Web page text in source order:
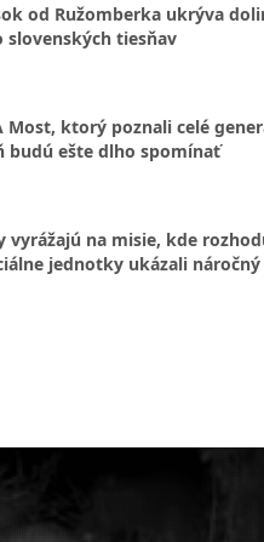
od Ružomberka ukrýva
slovenských tiesňav
Most, ktorý poznali celé
budú ešte dlho spomínať
vyrážajú na misie, kde
jednotky ukázali